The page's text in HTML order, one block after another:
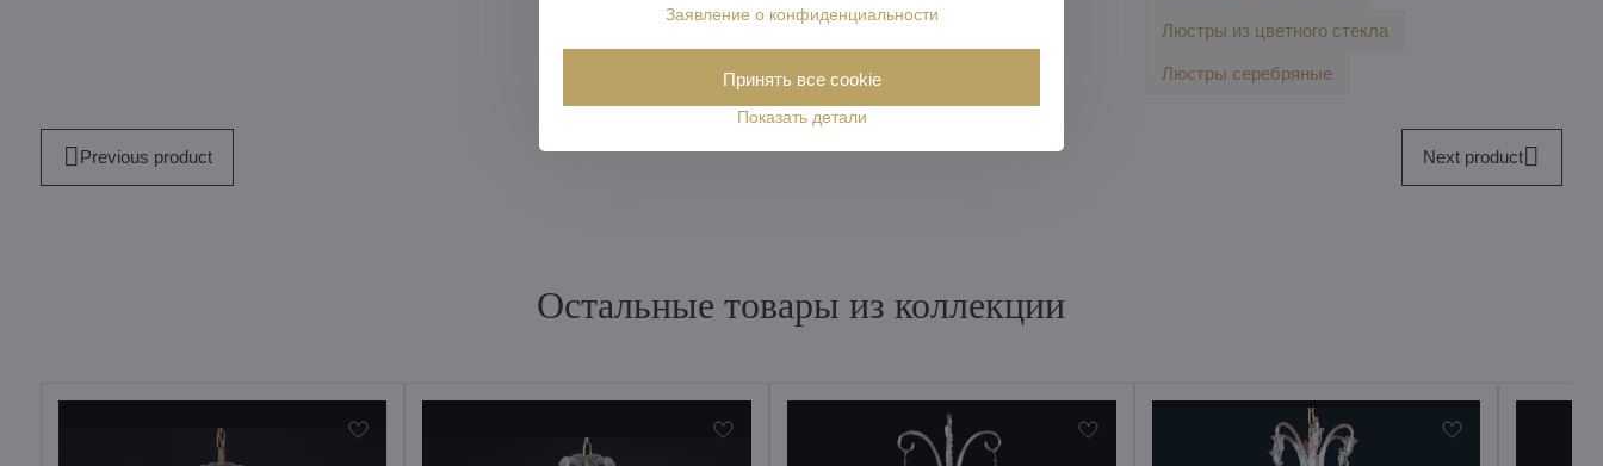
Люстры из цветного стекла
Люстры серебряные
Previous product Next product
Остальные товары из коллекции
Заявление о конфиденциальности
Показать детали
Принять все cookie